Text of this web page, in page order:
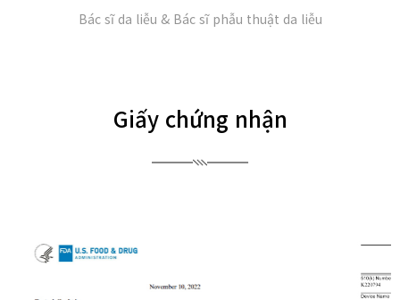
M.D. và Hội viên của Viện Da liễu Hoa Kỳ (FAAD)
Giấy chứng nhận